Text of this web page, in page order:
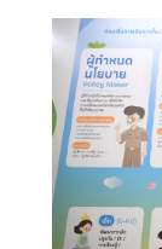
สำนักงานคณะ